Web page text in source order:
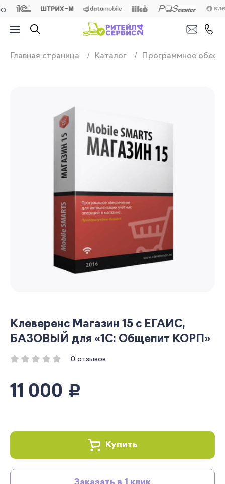
Продажа,
Главная страница Каталог Программное
Клеверенс Магазин 15 с ЕГАИС,
БАЗОВЫЙ для «1С: Общепит КОРП»
0 отзывов
11 000 руб.
Купить